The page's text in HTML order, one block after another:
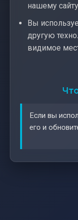
нашему
Вы
другую
видимое
Если вы
его и